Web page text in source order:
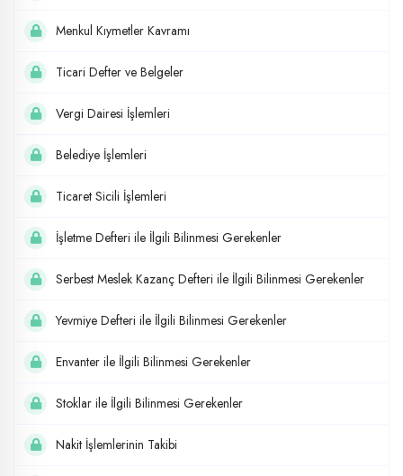
Menkul Kıymetler Kavramı
Ticari Defter ve Belgeler
Vergi Dairesi İşlemleri
Belediye İşlemleri
Ticaret Sicili İşlemleri
İşletme Defteri ile İlgili Bilinmesi Gerekenler
Serbest Meslek Kazanç Defteri ile İlgili Bilinmesi Gerekenler
Yevmiye Defteri ile İlgili Bilinmesi Gerekenler
Envanter ile İlgili Bilinmesi Gerekenler
Stoklar ile İlgili Bilinmesi Gerekenler
Nakit İşlemlerinin Takibi